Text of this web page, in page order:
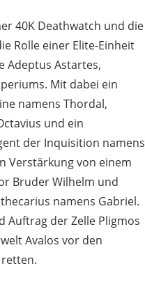
40K Deathwatch und die
Rolle einer Elite-Einheit
Adeptus Astartes,
Mit dabei ein
namens Thordal,
und ein
der Inquisition namens
Verstärkung von einem
Bruder Wilhelm und
namens Gabriel.
Auftrag der Zelle Pligmos
Avalos vor den